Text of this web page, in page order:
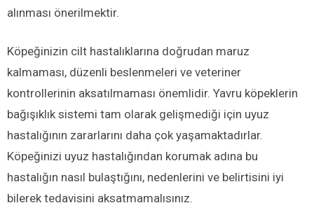
alınması önerilmektir.
Köpeğinizin cilt hastalıklarına doğrudan maruz
kalmaması, düzenli beslenmeleri ve veteriner
kontrollerinin aksatılmaması önemlidir. Yavru köpeklerin
bağışıklık sistemi tam olarak gelişmediği için uyuz
hastalığının zararlarını daha çok yaşamaktadırlar.
Köpeğinizi uyuz hastalığından korumak adına bu
hastalığın nasıl bulaştığını, nedenlerini ve belirtisini iyi
bilerek tedavisini aksatmamalısınız.